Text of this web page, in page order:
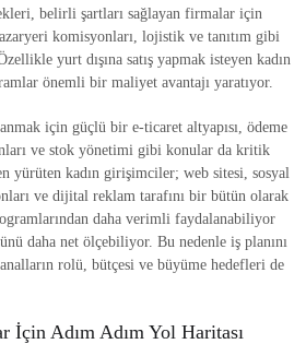
belirli şartları sağlayan firmalar için
komisyonları, lojistik ve tanıtım gibi
yurt dışına satış yapmak isteyen kadın
önemli bir maliyet avantajı yaratıyor.
için güçlü bir e-ticaret altyapısı, ödeme
ve stok yönetimi gibi konular da kritik
yürüten kadın girişimciler; web sitesi, sosyal
ve dijital reklam tarafını bir bütün olarak
daha verimli faydalanabiliyor
daha net ölçebiliyor. Bu nedenle iş planını
rolü, bütçesi ve büyüme hedefleri de
İçin Adım Adım Yol Haritası